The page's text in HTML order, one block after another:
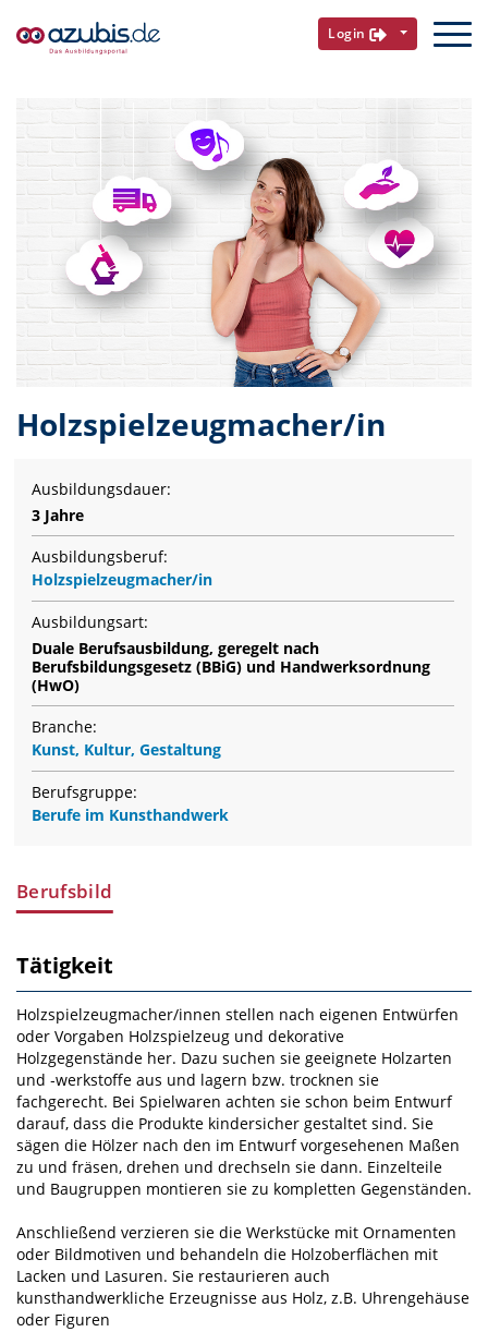
Login
Holzspielzeugmacher/in
Ausbildungsdauer:
3 Jahre
Ausbildungsberuf:
Holzspielzeugmacher/in
Ausbildungsart:
Duale Berufsausbildung, geregelt nach
Berufsbildungsgesetz (BBiG) und Handwerksordnung
(HwO)
Branche:
Kunst, Kultur, Gestaltung
Berufsgruppe:
Berufe im Kunsthandwerk
Berufsbild
Tätigkeit
Holzspielzeugmacher/innen stellen nach eigenen Entwürfen
oder Vorgaben Holzspielzeug und deko­rative
Holzgegenstände her. Dazu suchen sie geeignete Holzarten
und ‑werkstoffe aus und lagern bzw. trocknen sie
fachgerecht. Bei Spielwaren achten sie schon beim Entwurf
darauf, dass die Pro­dukte kindersicher gestaltet sind. Sie
sägen die Hölzer nach den im Entwurf vorgesehenen Maßen
zu und fräsen, drehen und drechseln sie dann. Einzelteile
und Baugruppen montieren sie zu kompletten Gegenständen.
Anschließend verzieren sie die Werkstücke mit Ornamenten
oder Bildmotiven und be­handeln die Holzoberflächen mit
Lacken und Lasuren. Sie restaurieren auch
kunsthandwerkliche Er­zeugnisse aus Holz, z.B. Uhrengehäuse
oder Figuren